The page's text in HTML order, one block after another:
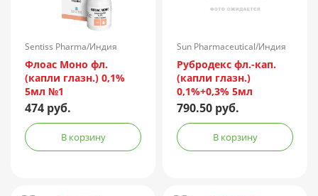
Sentiss Pharma/Индия
Флоас Моно фл.
(капли глазн.) 0,1%
5мл №1
474 руб.
В корзину
Sun Pharmaceutical/Индия
Рубродекс фл.-кап.
(капли глазн.)
0,1%+0,3% 5мл
790.50 руб.
В корзину